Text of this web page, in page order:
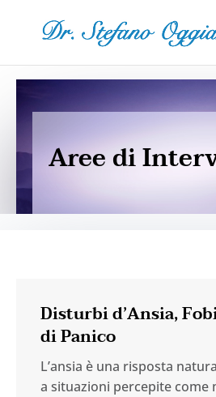
Aree di
Disturbi d’Ansia,
di Panico
L’ansia è una risposta
a situazioni percepite come